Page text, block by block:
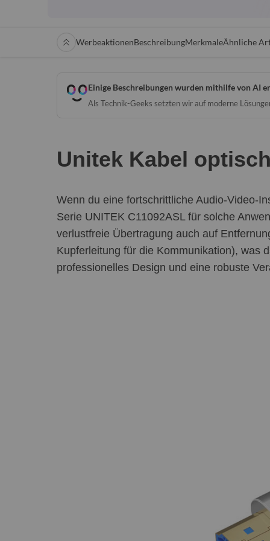
WerbeaktionenBeschreibungMerkmaleÄhnliche
Einige Beschreibungen wurden mithilfe von AI
Als Technik-Geeks setzten wir auf moderne
Unitek Kabel
Wenn du eine fortschrittliche Audio-Video-
Serie UNITEK C11092ASL für solche
verlustfreie Übertragung auch auf
Kupferleitung für die Kommunikation), was
professionelles Design und eine robuste